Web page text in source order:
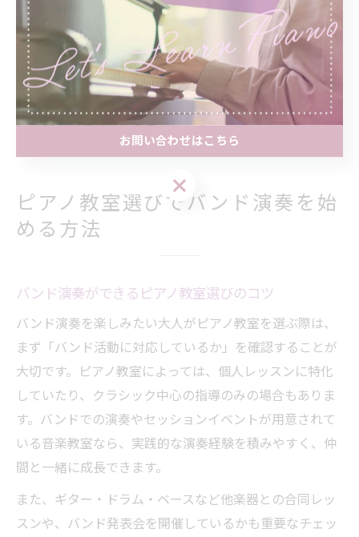
また、教室ごとに月謝の相場やレッスン内容が異なるた
め、自分の目的やライフスタイルに合わせて選ぶことが
重要です。体験レッスンや見学を活用し、講師や教室の
雰囲気を確認するのもおすすめです。大人向けのピアノ
教室バンドは、音楽を通じて人生をより豊かにしたい方
に最適な選択肢といえるでしょう。
ピアノ教室選びでバンド演奏を始
める方法
バンド演奏ができるピアノ教室選びのコツ
バンド演奏を楽しみたい大人がピアノ教室を選ぶ際は、
まず「バンド活動に対応しているか」を確認することが
大切です。ピアノ教室によっては、個人レッスンに特化
していたり、クラシック中心の指導のみの場合もありま
す。バンドでの演奏やセッションイベントが用意されて
いる音楽教室なら、実践的な演奏経験を積みやすく、仲
間と一緒に成長できます。
また、ギター・ドラム・ベースなど他楽器との合同レッ
スンや、バンド発表会を開催しているかも重要なチェッ
お問い合わせはこちら
お問い合わせはこちら